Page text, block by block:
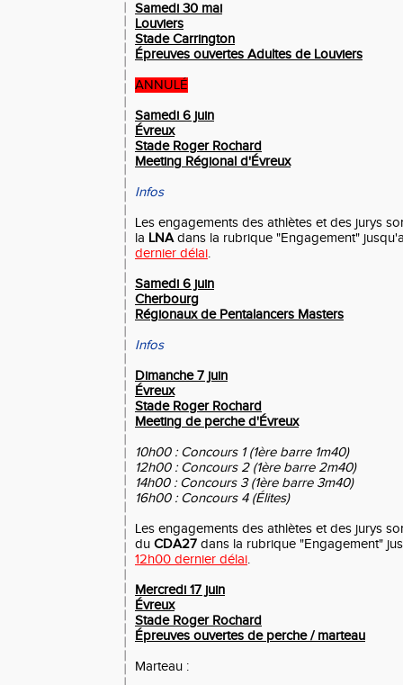
Samedi 30 mai
Louviers
Stade Carrington
Épreuves ouvertes Adultes de Louviers
ANNULÉ
Samedi 6 juin
Évreux
Stade Roger Rochard
Meeting Régional d'Évreux
Infos
Les engagements des athlètes et des jurys
la LNAdans la rubrique "Engagement"
dernier délai.
Samedi 6 juin
Cherbourg
Régionaux de Pentalancers Masters
Infos
Dimanche 7 juin
Évreux
Stade Roger Rochard
Meeting de perche d'Évreux
10h00 : Concours 1 (1ère barre 1m40)
12h00 : Concours 2 (1ère barre 2m40)
14h00 : Concours 3 (1ère barre 3m40)
16h00 : Concours 4 (Élites)
Les engagements des athlètes et des jurys
du CDA27 dans la rubrique "Engagement"
12h00 dernier délai.
Mercredi 17 juin
Évreux
Stade Roger Rochard
Épreuves ouvertes de perche / marteau
Marteau :